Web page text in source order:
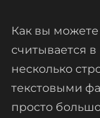
Как вы
считывается
несколько
текстовыми
просто